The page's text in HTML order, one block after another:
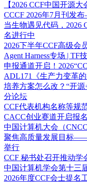
【2026 CCF中国开源
CCCF 2026年7月刊发
当生物遇见代码，2026
名进行中
2026下半年CCF高级会
Agent Harness专场 | TF
申报通道开启！
ADL171《生产力变革
培养方案怎么改？“开源
分论坛
CCF代表机构名称等规
CACC创业赛道开启报名
中国计算机大会（
聚焦高质量发展目标
举行
CCF 秘书处召开推动学
中国计算机学会第十三
2026年度CCF会士提名